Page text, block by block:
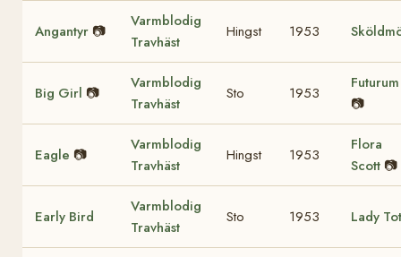
Angantyr 📷
Varmblodig
Travhäst
Hingst 1953
Big Girl 📷
Varmblodig
Travhäst
Sto 1953
Futurum
📷
Eagle 📷
Varmblodig
Travhäst
Hingst 1953
Flora
Scott 📷
Early Bird
Varmblodig
Travhäst
Sto 1953 Lady